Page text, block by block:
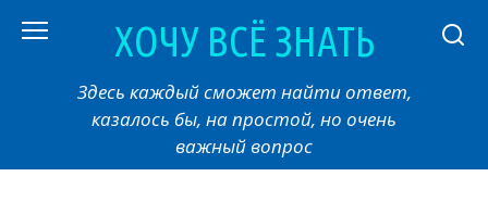
ХОЧУ ВСЁ ЗНАТЬ
Здесь каждый сможет найти ответ,
казалось бы, на простой, но очень
важный вопрос